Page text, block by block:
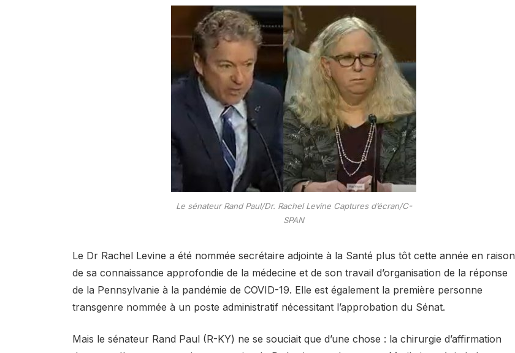
Le sénateur Rand Paul/Dr. Rachel Levine Captures d’écran/C-
SPAN
Le Dr Rachel Levine a été nommée secrétaire adjointe à la Santé plus tôt cette année en raison
de sa connaissance approfondie de la médecine et de son travail d’organisation de la réponse
de la Pennsylvanie à la pandémie de COVID-19. Elle est également la première personne
transgenre nommée à un poste administratif nécessitant l’approbation du Sénat.
Mais le sénateur Rand Paul (R-KY) ne se souciait que d’une chose : la chirurgie d’affirmation